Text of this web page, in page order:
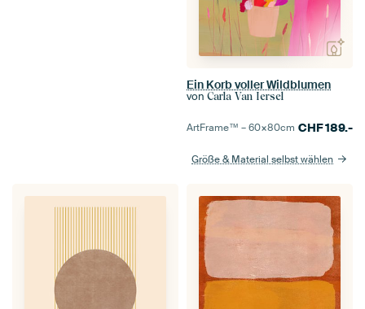
Ein Korb voller Wildblumen
von Carla Van Iersel
ArtFrame™ –60×80cm CHF189.-
Größe & Material selbst wählen